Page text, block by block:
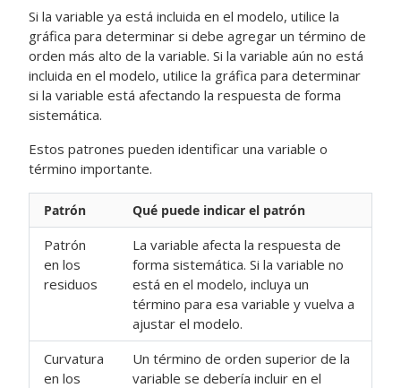
Si la variable ya está incluida en el modelo, utilice la
gráfica para determinar si debe agregar un término de
orden más alto de la variable. Si la variable aún no está
incluida en el modelo, utilice la gráfica para determinar
si la variable está afectando la respuesta de forma
sistemática.
Estos patrones pueden identificar una variable o
término importante.
Patrón Qué puede indicar el patrón
Patrón
en los
residuos
La variable afecta la respuesta de
forma sistemática. Si la variable no
está en el modelo, incluya un
término para esa variable y vuelva a
ajustar el modelo.
Curvatura
en los
Un término de orden superior de la
variable se debería incluir en el